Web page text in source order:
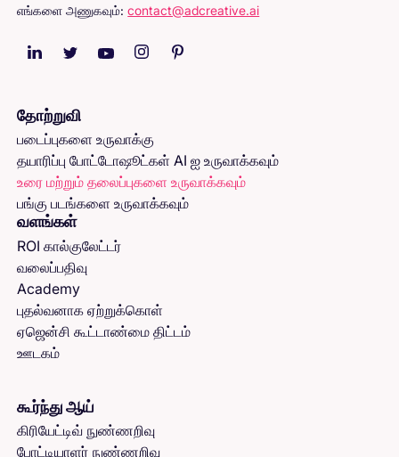
எங்களை அணுகவும்:contact@adcreative.ai
தோற்றுவி
படைப்புகளை உருவாக்கு
தயாரிப்பு போட்டோஷூட்கள் AI ஐ உருவாக்கவும்
உரை மற்றும் தலைப்புகளை உருவாக்கவும்
பங்கு படங்களை உருவாக்கவும்
வளங்கள்
ROI கால்குலேட்டர்
வலைப்பதிவு
Academy
புதல்வனாக ஏற்றுக்கொள்
ஏஜென்சி கூட்டாண்மை திட்டம்
ஊடகம்
கூர்ந்து ஆய்
கிரியேட்டிவ் நுண்ணறிவு
போட்டியாளர் நுண்ணறிவு